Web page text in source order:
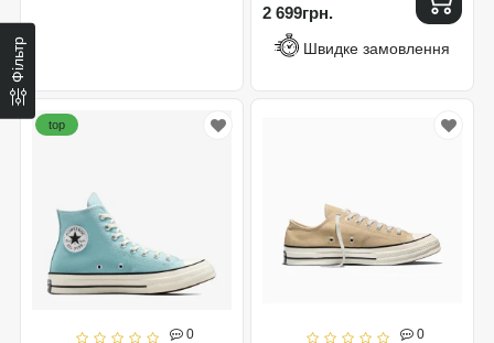
Фільтр
2 699грн.
Швидке замовлення
0
top
0